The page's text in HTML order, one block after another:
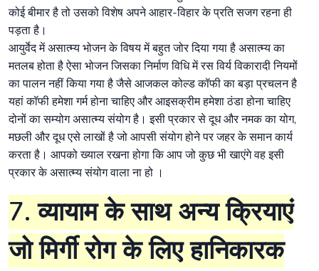
कोई बीमार है तो उसको विशेष अपने आहार-विहार के प्रति सजग रहना ही
पड़ता है।
आयुर्वेद में असात्म्य भोजन के विषय में बहुत जोर दिया गया है असात्म्य का
मतलब होता है ऐसा भोजन जिसका निर्माण विधि में रस विर्य विकारादी नियमों
का पालन नहीं किया गया है जैसे आजकल कोल्ड कॉफी का बड़ा प्रचलन है
यहां कॉफी हमेशा गर्म होना चाहिए और आइसक्रीम हमेशा ठंडा होना चाहिए
दोनों का सम्योग असात्म्य संयोग है। इसी प्रकार से दूध और नमक का योग,
मछली और दूध एसे लाखों है जो आपसी संयोग होने पर जहर के समान कार्य
करता है। आपको ख्याल रखना होगा कि आप जो कुछ भी खाएंगे वह इसी
प्रकार के असात्म्य संयोग वाला ना हो ।
7. व्यायाम के साथ अन्य क्रियाएं
जो मिर्गी रोग के लिए हानिकारक